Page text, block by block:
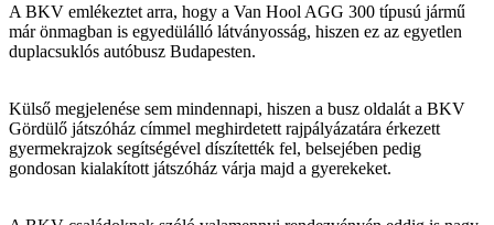
A BKV emlékeztet arra, hogy a Van Hool AGG 300 típusú jármű
már önmagban is egyedülálló látványosság, hiszen ez az egyetlen
duplacsuklós autóbusz Budapesten.
Külső megjelenése sem mindennapi, hiszen a busz oldalát a BKV
Gördülő játszóház címmel meghirdetett rajpályázatára érkezett
gyermekrajzok segítségével díszítették fel, belsejében pedig
gondosan kialakított játszóház várja majd a gyerekeket.